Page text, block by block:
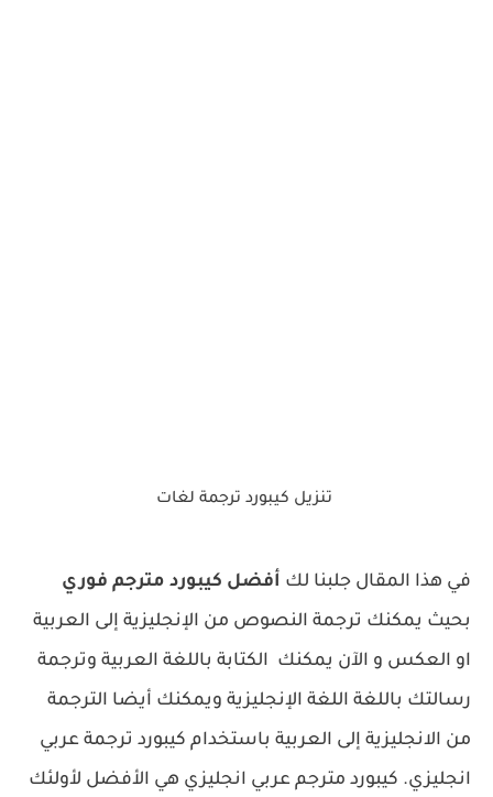
تنزيل كيبورد ترجمة لغات
في هذا المقال جلبنا لك أفضل كيبورد مترجم فوري
بحيث يمكنك ترجمة النصوص من الإنجليزية إلى العربية
او العكس و الآن يمكنك الكتابة باللغة العربية وترجمة
رسالتك باللغة اللغة الإنجليزية ويمكنك أيضا الترجمة
من الانجليزية إلى العربية باستخدام كيبورد ترجمة عربي
انجليزي. كيبورد مترجم عربي انجليزي هي الأفضل لأولئك